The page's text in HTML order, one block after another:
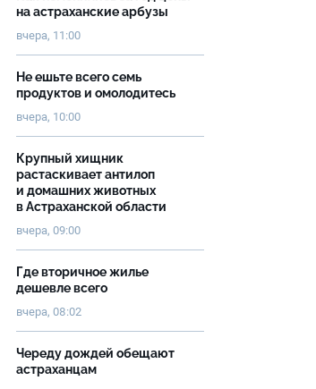
на астраханские арбузы
вчера, 11:00
Не ешьте всего семь
продуктов и омолодитесь
вчера, 10:00
Крупный хищник
растаскивает антилоп
и домашних животных
в Астраханской области
вчера, 09:00
Где вторичное жилье
дешевле всего
вчера, 08:02
Череду дождей обещают
астраханцам